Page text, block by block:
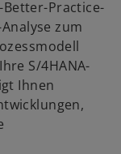
Practice-
zum
S/4HANA-
Ihnen